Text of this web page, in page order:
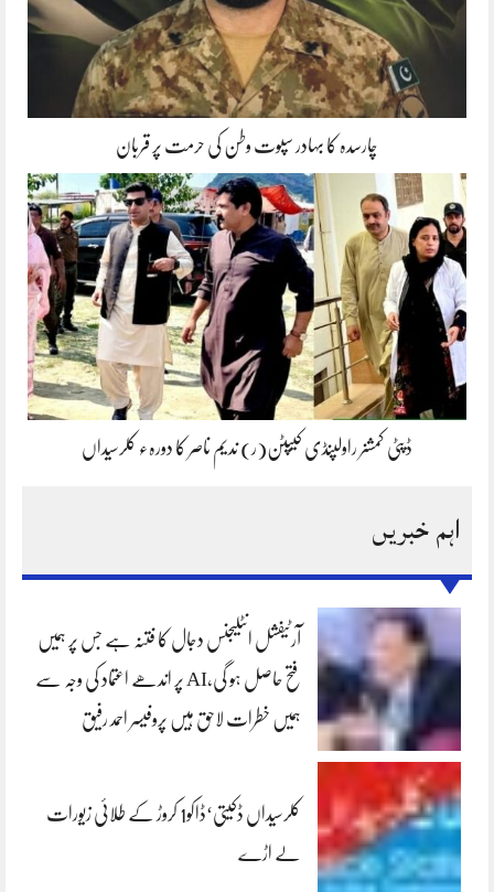
چارسدہ کا بہادر سپوت وطن کی حرمت پر قربان
ڈپٹی کمشنر راولپنڈی کیپٹن(ر) ندیم ناصر کا دورہء کلرسیداں
اہم خبریں
آرٹیفشل انٹلیجنس دجال کا فتنہ ہے جس پر ہمیں
فتح حاصل ہو گی،AI پر اندھے اعتماد کی وجہ سے
ہمیں خطرات لاحق ہیں پروفیسر احمد رفیق
کلرسیداں ڈکیتی‘ڈاکو1 کروڑ کے طلائی زیورات
لے اڑے